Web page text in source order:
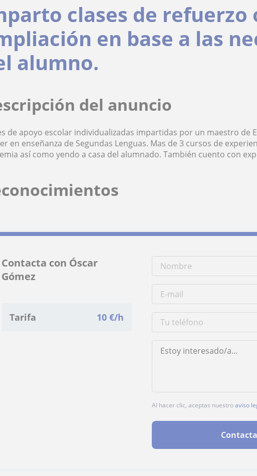
clases de refuerzo
en base a las
alumno.
del anuncio
de apoyo escolar individualizadas impartidas por un maestro de
en enseñanza de Segundas Lenguas. Mas de 3 cursos de
así como yendo a casa del alumnado. También cuento con
Contacta con Óscar
Gómez
Tarifa 10 €/h
Al hacer clic, aceptas nuestroaviso